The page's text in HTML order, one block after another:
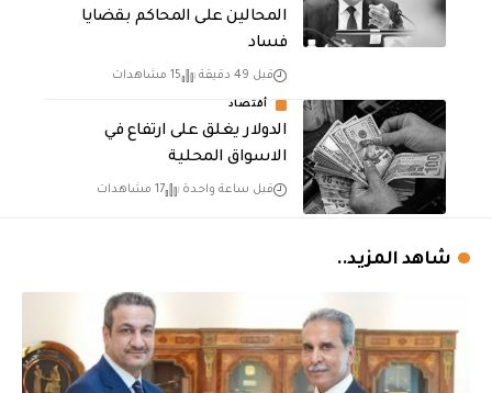
المحالين على المحاكم بقضايا
فساد
قبل 49 دقيقة 15 مشاهدات
أقتصاد
الدولار يغلق على ارتفاع في
الاسواق المحلية
قبل ساعة واحدة 17 مشاهدات
شاهد المزيد..